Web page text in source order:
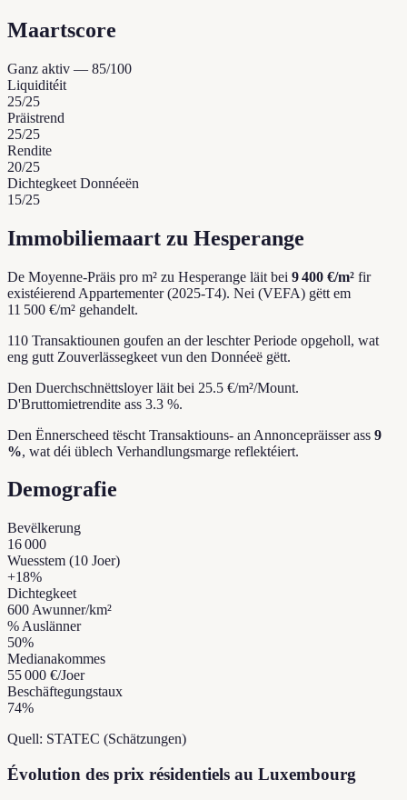
Maartscore
Ganz aktiv — 85/100
Liquiditéit
25/25
Präistrend
25/25
Rendite
20/25
Dichtegkeet Donnéeën
15/25
Immobiliemaart zu Hesperange
De Moyenne-Präis pro m² zu Hesperange läit bei 9 400 €/m² fir
existéierend Appartementer (2025-T4). Nei (VEFA) gëtt em
11 500 €/m² gehandelt.
110 Transaktiounen goufen an der leschter Periode opgeholl, wat
eng gutt Zouverlässegkeet vun den Donnéeë gëtt.
Den Duerchschnëttsloyer läit bei 25.5 €/m²/Mount.
D'Bruttomietrendite ass 3.3 %.
Den Ënnerscheed tëscht Transaktiouns- an Annoncepräisser ass 9
%, wat déi üblech Verhandlungsmarge reflektéiert.
Demografie
Bevëlkerung
16 000
Wuesstem (10 Joer)
+18%
Dichtegkeet
600 Awunner/km²
% Auslänner
50%
Medianakommes
55 000 €/Joer
Beschäftegungstaux
74%
Quell: STATEC (Schätzungen)
Évolution des prix résidentiels au Luxembourg